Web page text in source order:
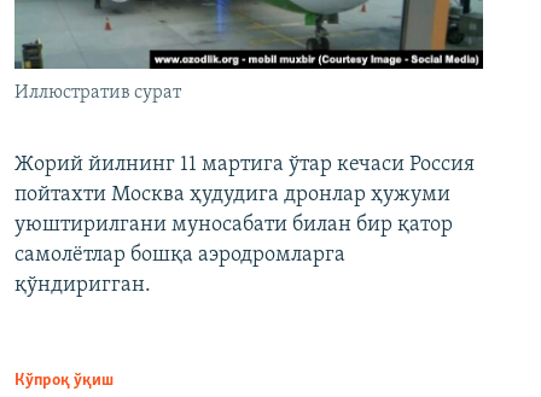
Иллюстратив сурат
Жорий йилнинг 11 мартига ўтар кечаси Россия
пойтахти Москва ҳудудига дронлар ҳужуми
уюштирилгани муносабати билан бир қатор
самолётлар бошқа аэродромларга
қўндиригган.
Кўпроқ ўқиш